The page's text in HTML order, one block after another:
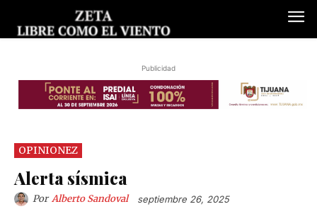
Publicidad
OPINIONEZ
Alerta sísmica
Por Alberto Sandoval septiembre 26, 2025